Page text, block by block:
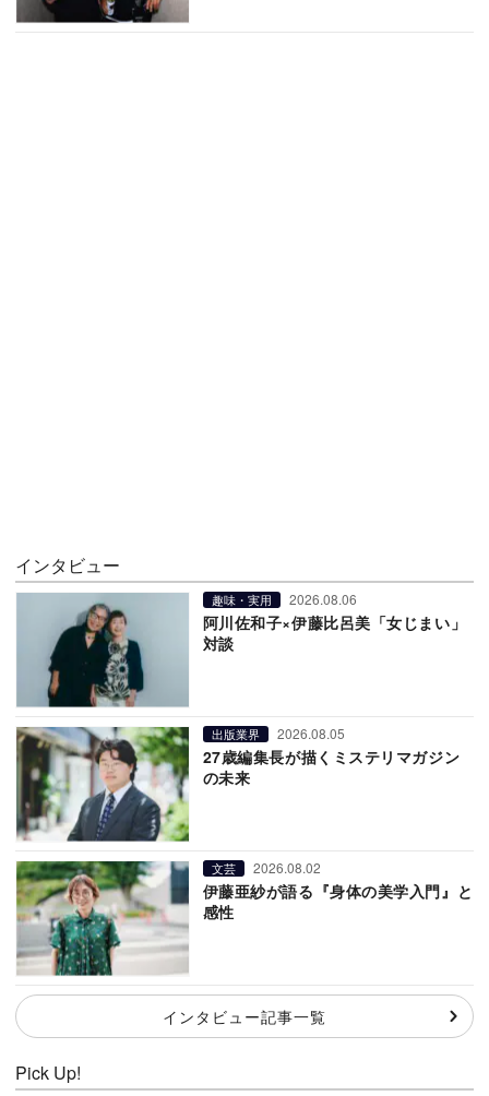
インタビュー
趣味・実用 2026.08.06
阿川佐和子×伊藤比呂美「女じまい」
対談
出版業界 2026.08.05
27歳編集長が描くミステリマガジン
の未来
文芸 2026.08.02
伊藤亜紗が語る『身体の美学入門』と
感性
インタビュー記事一覧
Pick Up!